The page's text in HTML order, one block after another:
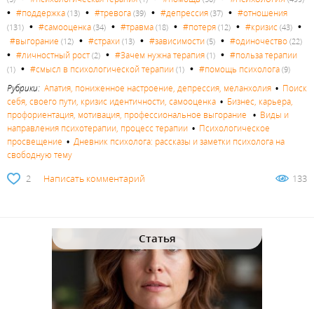
• #поддержка (13) • #тревога (39) • #депрессия (37) • #отношения
(131) • #самооценка (34) • #травма (18) • #потеря (12) • #кризис (43) •
#выгорание (12) • #страхи (13) • #зависимости (5) • #одиночество (22)
• #личностный рост(2) • #Зачем нужна терапия (1) • #польза терапии
(1) • #смысл в психологической терапии (1) • #помощь психолога (9)
Рубрики: Апатия, пониженное настроение, депрессия, меланхолия • Поиск
себя, своего пути, кризис идентичности, самооценка • Бизнес, карьера,
профориентация, мотивация, профессиональное выгорание • Виды и
направления психотерапии, процесс терапии • Психологическое
просвещение • Дневник психолога: рассказы и заметки психолога на
свободную тему
2 Написать комментарий 133
Статья